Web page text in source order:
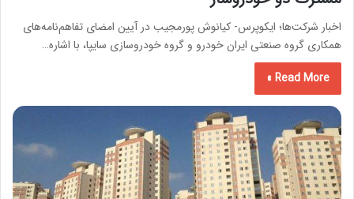
اخبار شرکت‌ها؛ ایکوپرس- کیانوش پورمجیب در آیین امضای تفاهم‌نامه‌های
همکاری گروه صنعتی ایران خودرو و گروه خودروسازی سایپا، با اشاره…
Read More »